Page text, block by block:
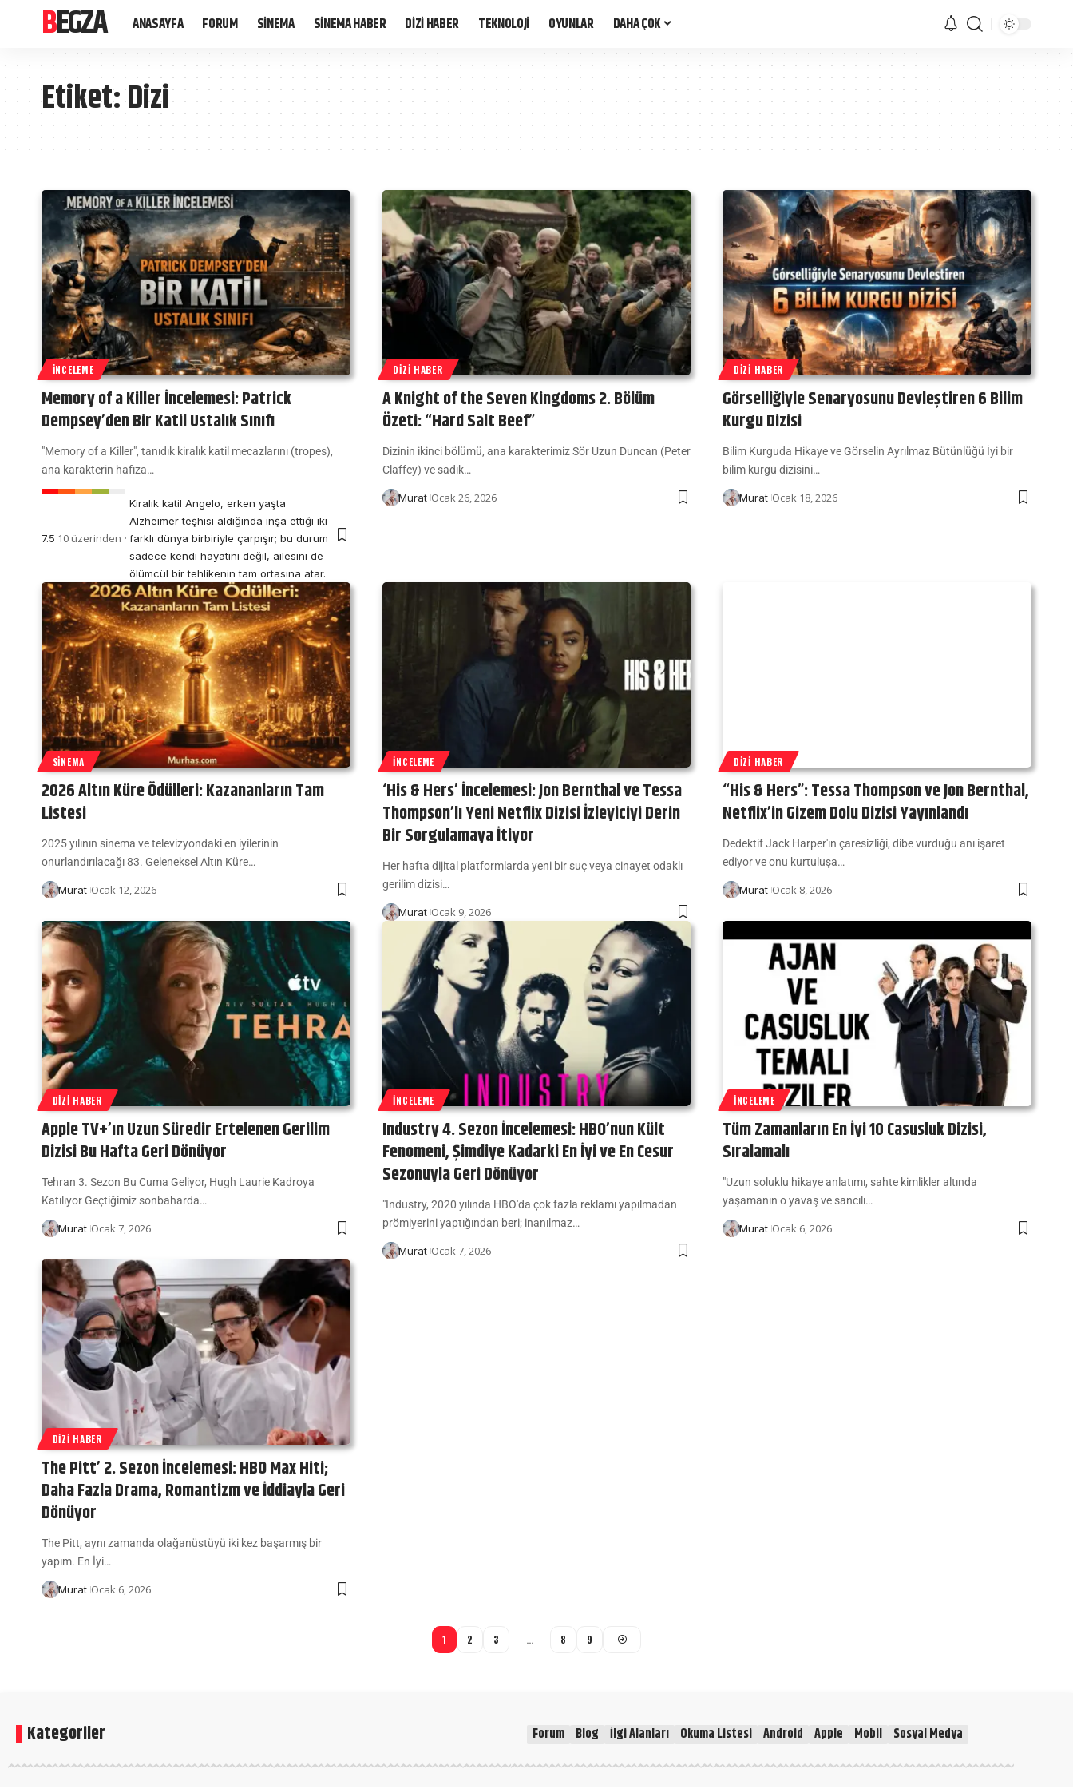
BEGZA ANASAYFA FORUM SİNEMA SİNEMA HABER DİZİ HABER TEKNOLOJİ OYUNLAR DAHA ÇOK
Etiket:Dizi
İNCELEME
Memory of a Killer İncelemesi: Patrick
Dempsey’den Bir Katil Ustalık Sınıfı
"Memory of a Killer", tanıdık kiralık katil mecazlarını (tropes),
ana karakterin hafıza…
7.5 10 üzerinden
Kiralık katil Angelo, erken yaşta
Alzheimer teşhisi aldığında inşa ettiği iki
farklı dünya birbiriyle çarpışır; bu durum
sadece kendi hayatını değil, ailesini de
ölümcül bir tehlikenin tam ortasına atar.
DIZI HABER
A Knight of the Seven Kingdoms 2. Bölüm
Özeti: “Hard Salt Beef”
Dizinin ikinci bölümü, ana karakterimiz Sör Uzun Duncan (Peter
Claffey) ve sadık…
Murat Ocak 26, 2026
DIZI HABER
Görselliğiyle Senaryosunu Devleştiren 6 Bilim
Kurgu Dizisi
Bilim Kurguda Hikaye ve Görselin Ayrılmaz Bütünlüğü İyi bir
bilim kurgu dizisini…
Murat Ocak 18, 2026
SINEMA
2026 Altın Küre Ödülleri: Kazananların Tam
Listesi
2025 yılının sinema ve televizyondaki en iyilerinin
onurlandırılacağı 83. Geleneksel Altın Küre…
Murat Ocak 12, 2026
İNCELEME
‘His & Hers’ İncelemesi: Jon Bernthal ve Tessa
Thompson’lı Yeni Netflix Dizisi İzleyiciyi Derin
Bir Sorgulamaya İtiyor
Her hafta dijital platformlarda yeni bir suç veya cinayet odaklı
gerilim dizisi…
Murat Ocak 9, 2026
DIZI HABER
“His & Hers”: Tessa Thompson ve Jon Bernthal,
Netflix’in Gizem Dolu Dizisi Yayınlandı
Dedektif Jack Harper'ın çaresizliği, dibe vurduğu anı işaret
ediyor ve onu kurtuluşa…
Murat Ocak 8, 2026
DIZI HABER
Apple TV+’ın Uzun Süredir Ertelenen Gerilim
Dizisi Bu Hafta Geri Dönüyor
Tehran 3. Sezon Bu Cuma Geliyor, Hugh Laurie Kadroya
Katılıyor Geçtiğimiz sonbaharda…
Murat Ocak 7, 2026
İNCELEME
Industry 4. Sezon İncelemesi: HBO’nun Kült
Fenomeni, Şimdiye Kadarki En İyi ve En Cesur
Sezonuyla Geri Dönüyor
"Industry, 2020 yılında HBO'da çok fazla reklamı yapılmadan
prömiyerini yaptığından beri; inanılmaz…
Murat Ocak 7, 2026
İNCELEME
Tüm Zamanların En İyi 10 Casusluk Dizisi,
Sıralamalı
"Uzun soluklu hikaye anlatımı, sahte kimlikler altında
yaşamanın o yavaş ve sancılı…
Murat Ocak 6, 2026
DIZI HABER
The Pitt’ 2. Sezon İncelemesi: HBO Max Hiti;
Daha Fazla Drama, Romantizm ve İddiayla Geri
Dönüyor
The Pitt, aynı zamanda olağanüstüyü iki kez başarmış bir
yapım. En İyi…
Murat Ocak 6, 2026
1 2 3 … 8 9
Kategoriler Forum Blog İlgi Alanları Okuma Listesi Android Apple Mobil Sosyal Medya